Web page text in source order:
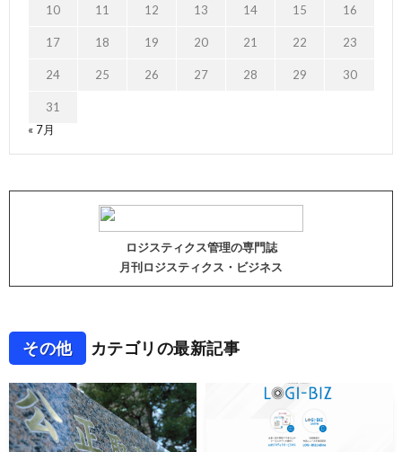
10 11 12 13 14 15 16
17 18 19 20 21 22 23
24 25 26 27 28 29 30
31
« 7月
ロジスティクス管理の専門誌
月刊ロジスティクス・ビジネス
その他 カテゴリの最新記事